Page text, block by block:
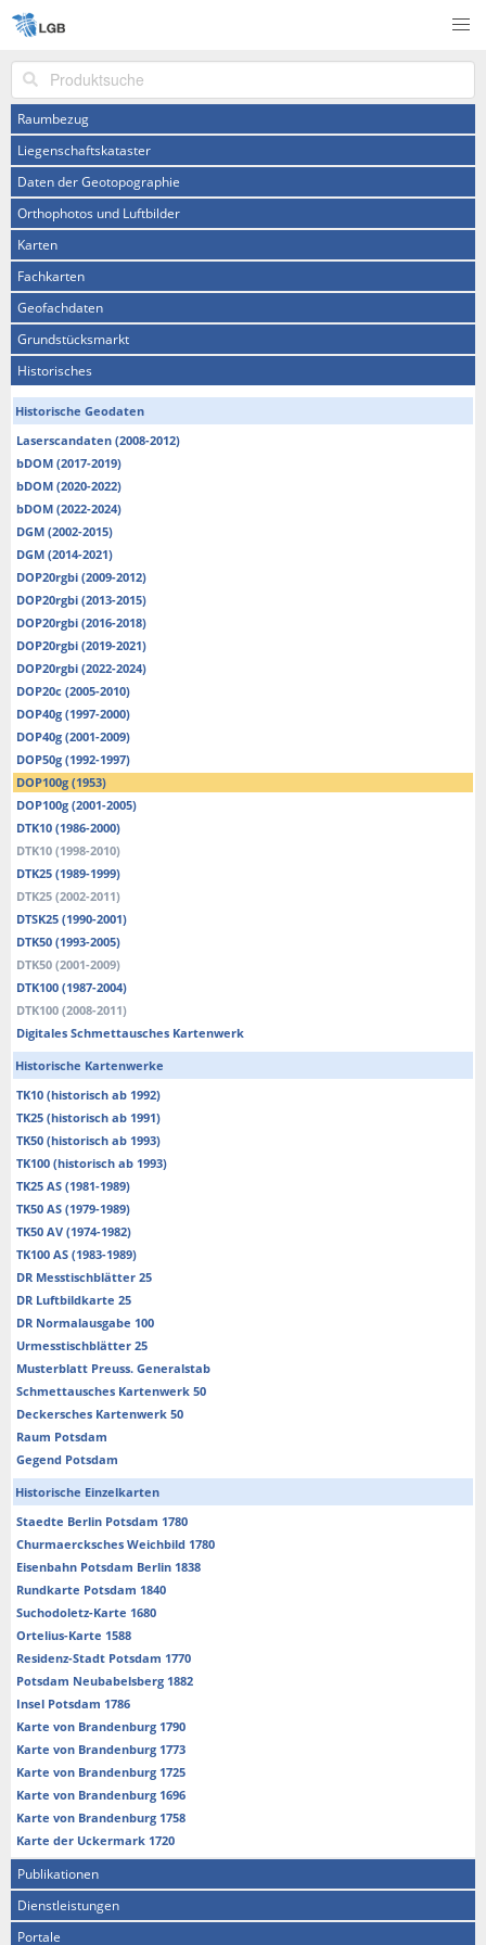
Produktsuche
Raumbezug
Liegenschaftskataster
Daten der Geotopographie
Orthophotos und Luftbilder
Karten
Fachkarten
Geofachdaten
Grundstücksmarkt
Historisches
Historische Geodaten
Laserscandaten (2008-2012)
bDOM (2017-2019)
bDOM (2020-2022)
bDOM (2022-2024)
DGM (2002-2015)
DGM (2014-2021)
DOP20rgbi (2009-2012)
DOP20rgbi (2013-2015)
DOP20rgbi (2016-2018)
DOP20rgbi (2019-2021)
DOP20rgbi (2022-2024)
DOP20c (2005-2010)
DOP40g (1997-2000)
DOP40g (2001-2009)
DOP50g (1992-1997)
DOP100g (1953)
DOP100g (2001-2005)
DTK10 (1986-2000)
DTK10 (1998-2010)
DTK25 (1989-1999)
DTK25 (2002-2011)
DTSK25 (1990-2001)
DTK50 (1993-2005)
DTK50 (2001-2009)
DTK100 (1987-2004)
DTK100 (2008-2011)
Digitales Schmettausches Kartenwerk
Historische Kartenwerke
TK10 (historisch ab 1992)
TK25 (historisch ab 1991)
TK50 (historisch ab 1993)
TK100 (historisch ab 1993)
TK25 AS (1981-1989)
TK50 AS (1979-1989)
TK50 AV (1974-1982)
TK100 AS (1983-1989)
DR Messtischblätter 25
DR Luftbildkarte 25
DR Normalausgabe 100
Urmesstischblätter 25
Musterblatt Preuss. Generalstab
Schmettausches Kartenwerk 50
Deckersches Kartenwerk 50
Raum Potsdam
Gegend Potsdam
Historische Einzelkarten
Staedte Berlin Potsdam 1780
Churmaercksches Weichbild 1780
Eisenbahn Potsdam Berlin 1838
Rundkarte Potsdam 1840
Suchodoletz-Karte 1680
Ortelius-Karte 1588
Residenz-Stadt Potsdam 1770
Potsdam Neubabelsberg 1882
Insel Potsdam 1786
Karte von Brandenburg 1790
Karte von Brandenburg 1773
Karte von Brandenburg 1725
Karte von Brandenburg 1696
Karte von Brandenburg 1758
Karte der Uckermark 1720
Publikationen
Dienstleistungen
Portale